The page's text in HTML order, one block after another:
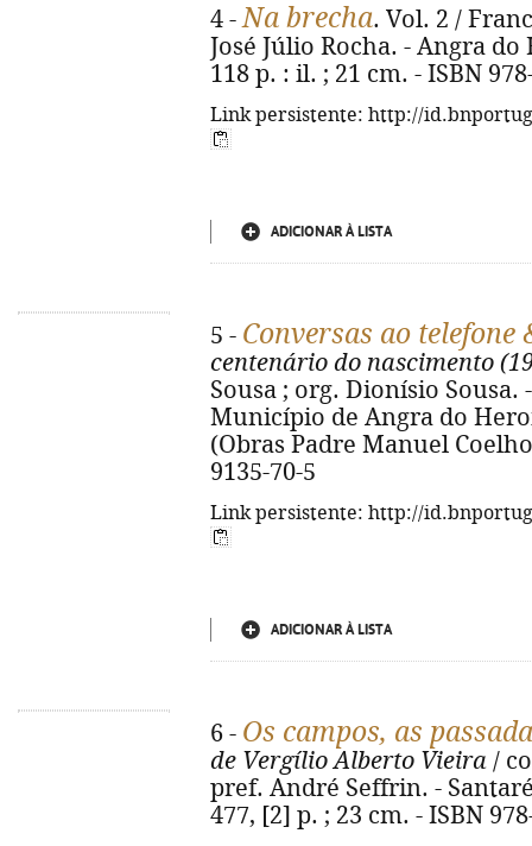
4 -Na brecha. Vol. 2 /
José Júlio Rocha. - Angra
118 p. : il. ; 21 cm. - ISBN
Link persistente: http://
ADICIONAR À LISTA
5 - Conversas ao
centenário do nascimento
Sousa ; org. Dionísio
Município de Angra do
(Obras Padre Manuel
9135-70-5
Link persistente: http://
ADICIONAR À LISTA
6 - Os campos, as
de Vergílio Alberto Vieira /
pref. André Seffrin. -
477, [2] p. ; 23 cm. - ISBN